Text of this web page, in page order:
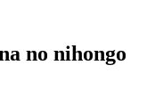
no nihongo